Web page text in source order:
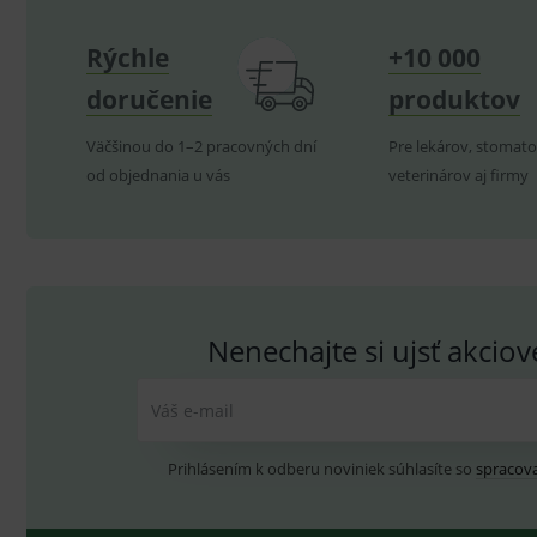
Rýchle
doručenie
Väčšinou do 1–2 pracovných dní
od objednania u vás
+10 000
produktov
Pre lekárov,
veterinárov aj firmy
Nenechajte si ujsť
Váš e-mail
Prihlásením k odberu noviniek súhlasíte so
YSC
_ga_GXRFBLV37P